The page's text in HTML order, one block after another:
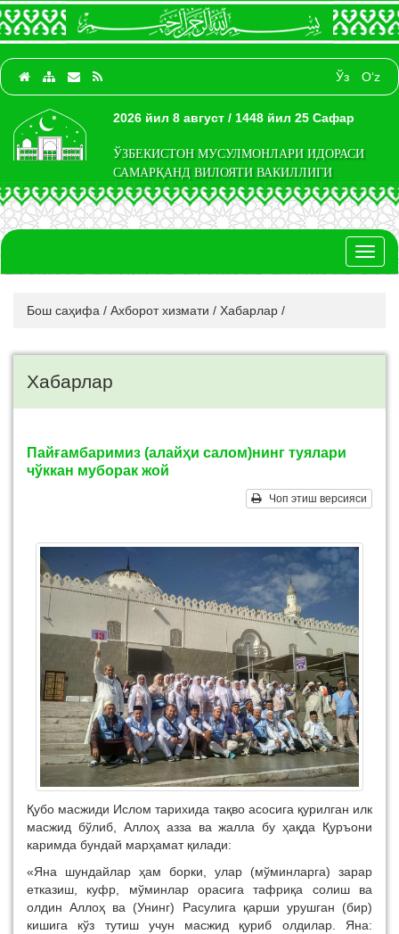
Ўз O‘z
2026 йил 8 август / 1448 йил 25 Сафар
ЎЗБЕКИСТОН МУСУЛМОНЛАРИ ИДОРАСИ
САМАРҚАНД ВИЛОЯТИ ВАКИЛЛИГИ
Бош саҳифа / Ахборот хизмати / Хабарлар /
Хабарлар
Пайғамбаримиз (алайҳи салом)нинг туялари
чўккан муборак жой
Чоп этиш версияси
Қубо масжиди Ислом тарихида тақво асосига қурилган илк
масжид бўлиб, Аллоҳ азза ва жалла бу ҳақда Қуръони
каримда бундай марҳамат қилади:
«Яна шундайлар ҳам борки, улар (мўминларга) зарар
етказиш, куфр, мўминлар орасига тафриқа солиш ва
олдин Аллоҳ ва (Унинг) Расулига қарши урушган (бир)
кишига кўз тутиш учун масжид қуриб олдилар. Яна: